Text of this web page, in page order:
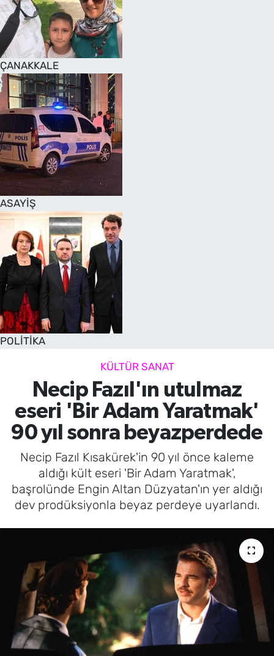
ÇANAKKALE
ASAYİŞ
POLİTİKA
KÜLTÜR SANAT
Necip Fazıl'ın utulmaz
eseri 'Bir Adam Yaratmak'
90 yıl sonra beyazperdede
Necip Fazıl Kısakürek'in 90 yıl önce kaleme
aldığı kült eseri 'Bir Adam Yaratmak',
başrolünde Engin Altan Düzyatan'ın yer aldığı
dev prodüksiyonla beyaz perdeye uyarlandı.
SAĞLIK
TV REHBERİ